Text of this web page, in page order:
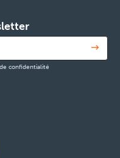
confidentialité